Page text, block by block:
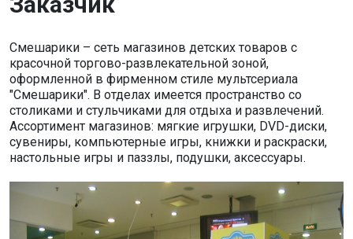
Смешарики – сеть магазинов детских товаров с
красочной торгово-развлекательной зоной,
оформленной в фирменном стиле мультсериала
"Смешарики". В отделах имеется пространство со
столиками и стульчиками для отдыха и развлечений.
Ассортимент магазинов: мягкие игрушки, DVD-диски,
сувениры, компьютерные игры, книжки и раскраски,
настольные игры и паззлы, подушки, аксессуары.